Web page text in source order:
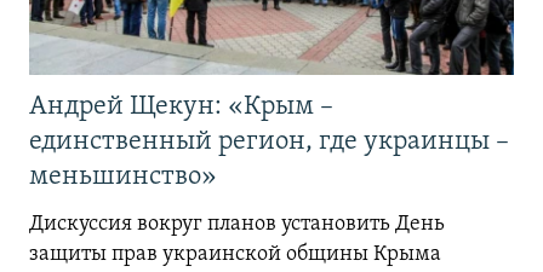
Андрей Щекун: «Крым –
единственный регион, где украинцы –
меньшинство»
Дискуссия вокруг планов установить День
защиты прав украинской общины Крыма